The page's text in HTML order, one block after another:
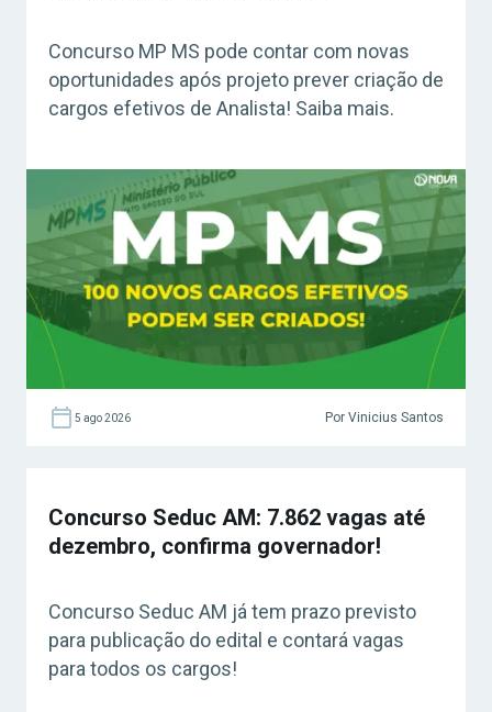
Concurso MP MS pode contar com novas
oportunidades após projeto prever criação de
cargos efetivos de Analista! Saiba mais.
5 ago 2026 Por Vinicius Santos
Concurso Seduc AM: 7.862 vagas até
dezembro, confirma governador!
Concurso Seduc AM já tem prazo previsto
para publicação do edital e contará vagas
para todos os cargos!